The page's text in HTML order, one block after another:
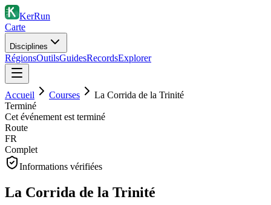
KerRun
Carte
Disciplines
RégionsOutilsGuidesRecordsExplorer
Accueil Courses
La Corrida de la Trinité
Terminé
Cet événement est terminé
Route
FR
Complet
Informations vérifiées
La Corrida de la Trinité